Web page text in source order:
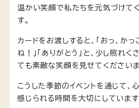
温かい笑顔で私たちを元気づけて
す。
カードをお渡しすると、「おっ、かっ
ね！」「ありがとう」と、少し照れく
ても素敵な笑顔を見せてくださいま
こうした季節のイベントを通じて、
感じられる時間を大切にしています